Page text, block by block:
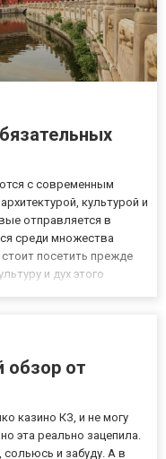
с современным
культурой и
отправляется в
среди множества
посетить прежде
и дух этого
обзор от
казино КЗ, и не могу
эта реально зацепила.
и забуду. А в